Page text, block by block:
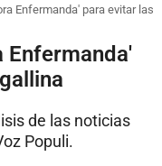
Enfermanda' para evitar las
Enfermanda'
de las noticias
Populi.